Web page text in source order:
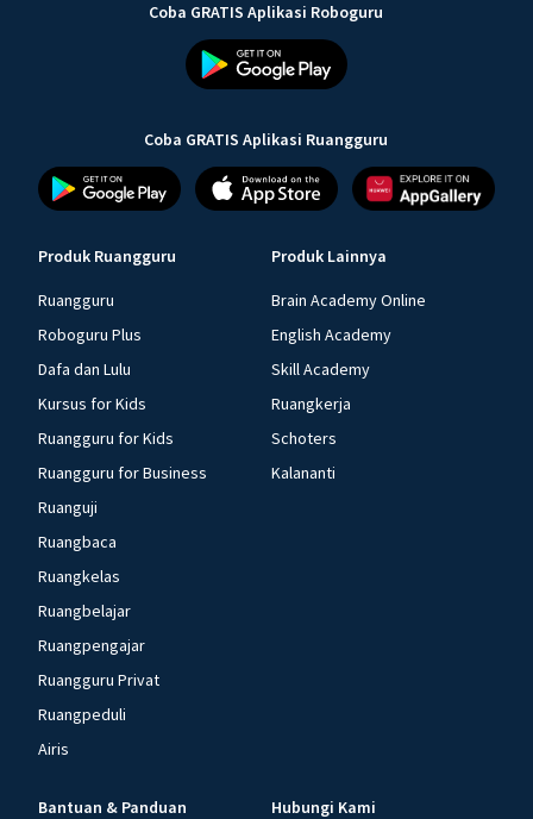
Coba GRATIS Aplikasi Roboguru
Coba GRATIS Aplikasi Ruangguru
Produk Ruangguru
Ruangguru
Roboguru Plus
Dafa dan Lulu
Kursus for Kids
Ruangguru for Kids
Ruangguru for Business
Ruanguji
Ruangbaca
Ruangkelas
Ruangbelajar
Ruangpengajar
Ruangguru Privat
Ruangpeduli
Airis
Produk Lainnya
Brain Academy Online
English Academy
Skill Academy
Ruangkerja
Schoters
Kalananti
Bantuan & Panduan Hubungi Kami